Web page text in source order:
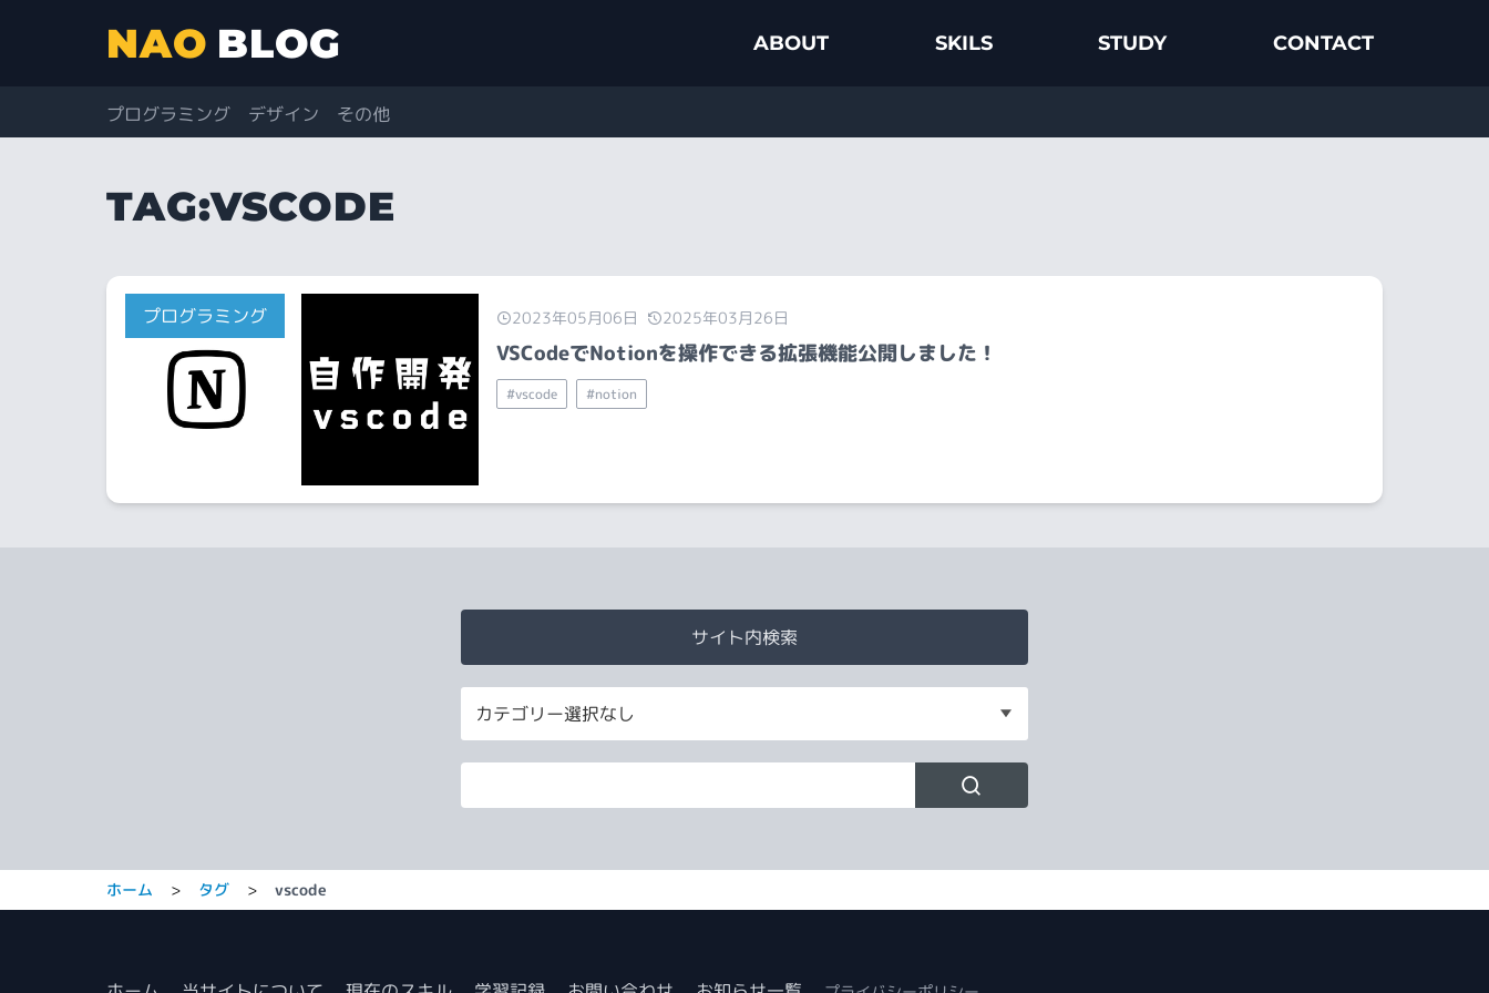
NAO BLOG ABOUT SKILS STUDY CONTACT
プログラミング デザイン その他
TAG:VSCODE
2023年05月06日 2025年03月26日
VSCodeでNotionを操作できる拡張機能公開しました！
#vscode #notion
サイト内検索
ホーム > タグ > vscode